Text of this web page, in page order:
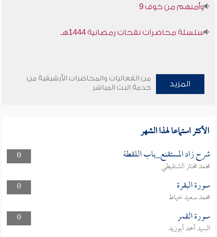
وأمنهم من خوف 9
سلسلة محاضرات نفحات رمضانية 1444هـ
المزيد
من الفعاليات والمحاضرات الأرشيفية من
خدمة البث المباشر
الأكثر استماعا لهذا الشهر
0 شرح زاد المستقنع_باب اللقطة
محمد مختار الشنقيطي
0
سورة البقرة
محمد سعيد خياط
0
سورة القمر
السيد أحمد أبوزيد